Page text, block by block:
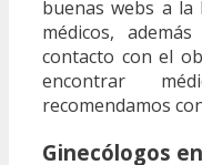
buenas webs a la
médicos,
contacto con el
encontrar
recomendamos
Ginecólogos